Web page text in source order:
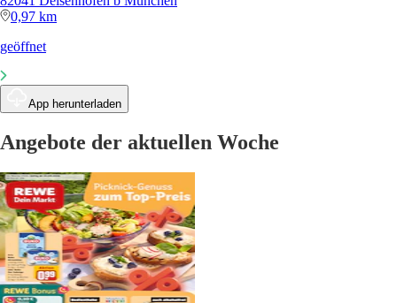
0,97 km
geöffnet
App herunterladen
Angebote der aktuellen Woche